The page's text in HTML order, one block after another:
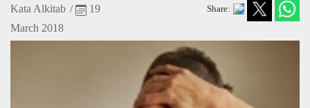
Kata Alkitab /
19
March 2018
Share: